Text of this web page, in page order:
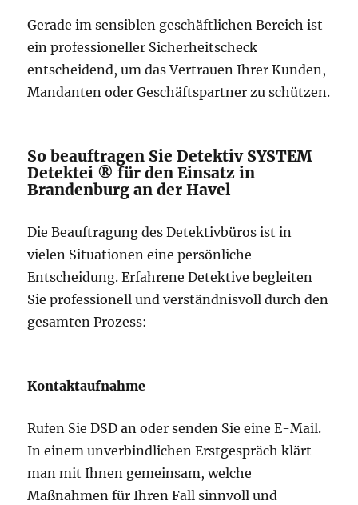
Gerade im sensiblen geschäftlichen Bereich ist
ein professioneller Sicherheitscheck
entscheidend, um das Vertrauen Ihrer Kunden,
Mandanten oder Geschäftspartner zu schützen.
So beauftragen Sie Detektiv SYSTEM
Detektei ® für den Einsatz in
Brandenburg an der Havel
Die Beauftragung des Detektivbüros ist in
vielen Situationen eine persönliche
Entscheidung. Erfahrene Detektive begleiten
Sie professionell und verständnisvoll durch den
gesamten Prozess:
Kontaktaufnahme
Rufen Sie DSD an oder senden Sie eine E-Mail.
In einem unverbindlichen Erstgespräch klärt
man mit Ihnen gemeinsam, welche
Maßnahmen für Ihren Fall sinnvoll und